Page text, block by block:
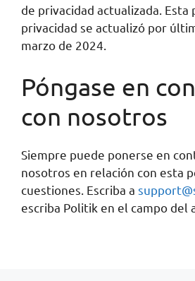
de privacidad actualizada. Esta
privacidad se actualizó por
marzo de 2024.
Póngase en
con nosotros
Siempre puede ponerse en
nosotros en relación con esta
cuestiones. Escriba a
escriba Politik en el campo del